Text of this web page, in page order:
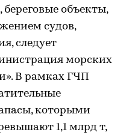
объекты,
судов,
следует
морских
В рамках ГЧП
которыми
1,1 млрд т,